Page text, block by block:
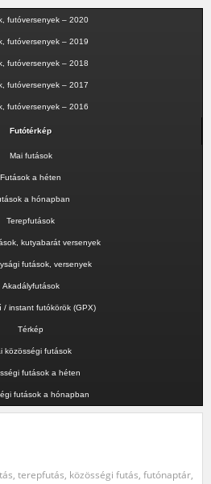
futóversenyek – 2020
futóversenyek – 2019
futóversenyek – 2018
futóversenyek – 2017
futóversenyek – 2016
Futótérkép
Mai futások
Futások a héten
a hónapban
Terepfutások
kutyabarát versenyek
futások, versenyek
Akadályfutások
/ instant futókörök (GPX)
Térkép
közösségi futások
futások a héten
futások a hónapban
terepfutás, közösségi futás, futónaptár,